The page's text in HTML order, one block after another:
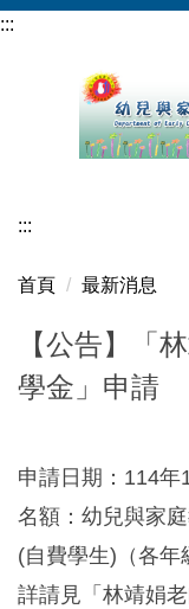
跳
:::
:::
首頁 最新消息
【公告】「
學金」申請
申請日期：114年
名額：幼兒與家
(自費學生)（各年
詳請見「林靖娟